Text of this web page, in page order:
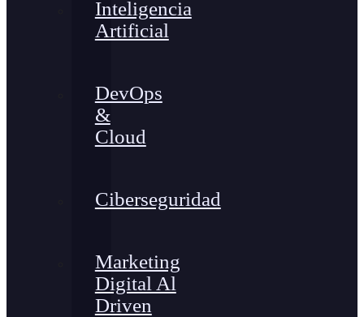
Inteligencia
Artificial
DevOps
&
Cloud
Ciberseguridad
Marketing
Digital Al
Driven